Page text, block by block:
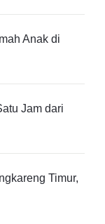
Anak di
Jam dari
Timur,